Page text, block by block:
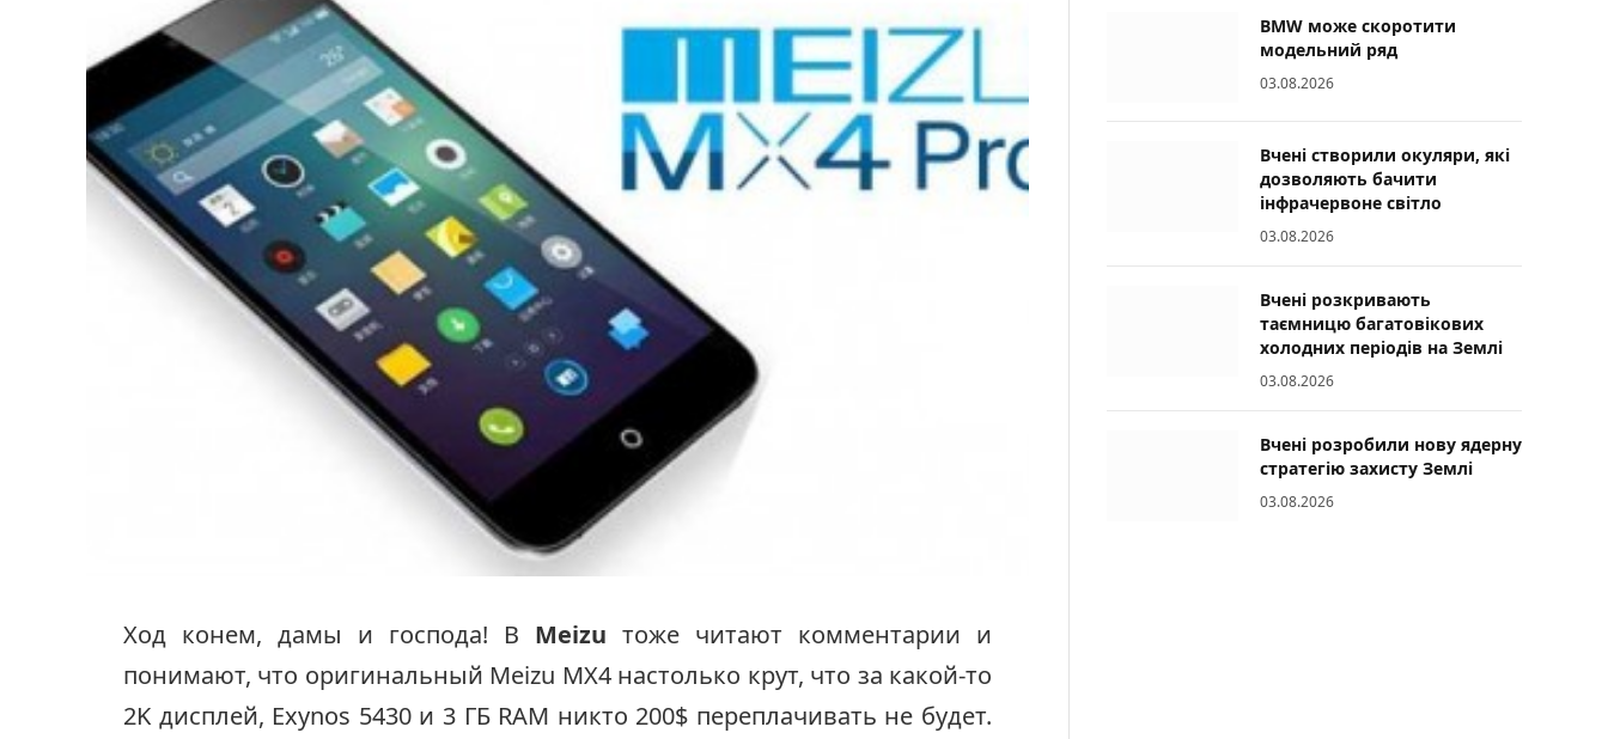
Ход конем, дамы и господа! В Meizu тоже читают комментарии и
понимают, что оригинальный Meizu MX4 настолько крут, что за какой-то
2K дисплей, Exynos 5430 и 3 ГБ RAM никто 200$ переплачивать не будет.
BMW може скоротити
модельний ряд
03.08.2026
Вчені створили окуляри, які
дозволяють бачити
інфрачервоне світло
03.08.2026
Вчені розкривають
таємницю багатовікових
холодних періодів на Землі
03.08.2026
Вчені розробили нову ядерну
стратегію захисту Землі
03.08.2026